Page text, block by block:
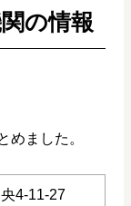
の情報
めました。
4-11-27